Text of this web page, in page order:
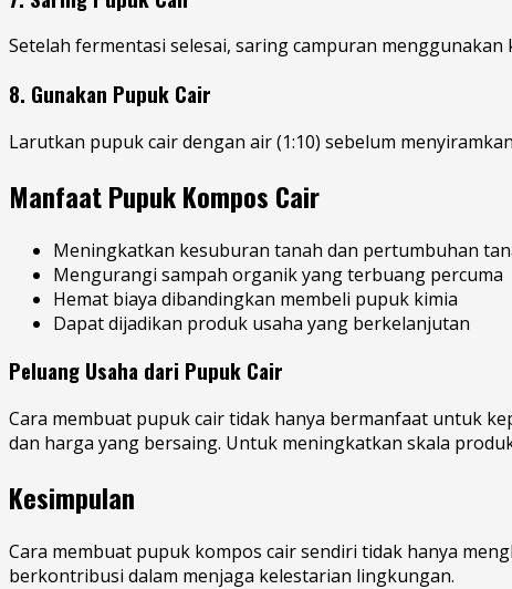
Setelah fermentasi selesai, saring campuran
8. Gunakan Pupuk Cair
Larutkan pupuk cair dengan air (1:10) sebelum
Manfaat Pupuk Kompos Cair
Meningkatkan kesuburan tanah dan pertumbuhan
Mengurangi sampah organik yang terbuang percuma
Hemat biaya dibandingkan membeli pupuk kimia
Dapat dijadikan produk usaha yang berkelanjutan
Peluang Usaha dari Pupuk Cair
Cara membuat pupuk cair tidak hanya bermanfaat untuk
dan harga yang bersaing. Untuk meningkatkan skala
Kesimpulan
Cara membuat pupuk kompos cair sendiri tidak hanya
berkontribusi dalam menjaga kelestarian lingkungan.